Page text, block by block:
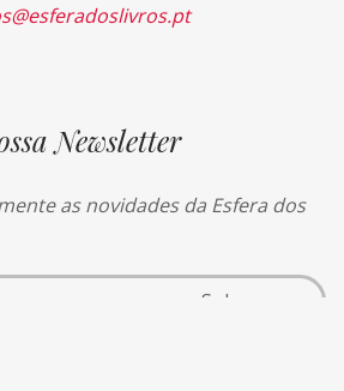
Newsletter
as novidades da Esfera dos